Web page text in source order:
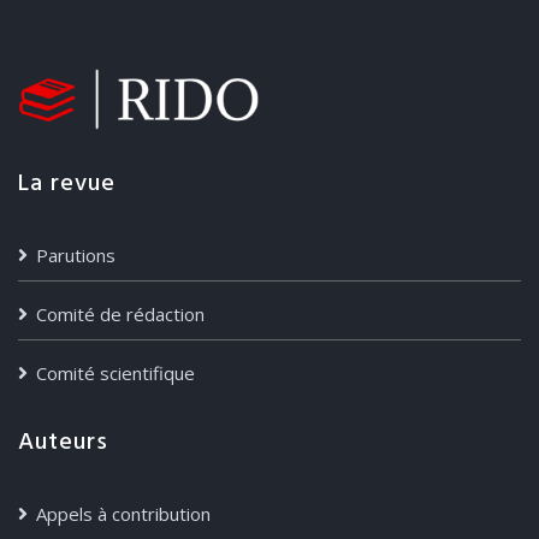
supplemented by other contemporary
productions about entrepreneurs and by
series (i.e. its context of production and
(textual and videographic) of real historical
figures and events was carried out in order to
provide a point of comparison for assessing
the nature of the narrative choices made by
they interpreted the facts.
La revue
Parutions
Comité de rédaction
Comité scientifique
Auteurs
Appels à contribution